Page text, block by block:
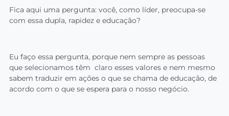
Fica aqui uma pergunta: você, como líder, preocupa-se
com essa dupla, rapidez e educação?
Eu faço essa pergunta, porque nem sempre as pessoas
que selecionamos têm claro esses valores e nem mesmo
sabem traduzir em ações o que se chama de educação, de
acordo com o que se espera para o nosso negócio.